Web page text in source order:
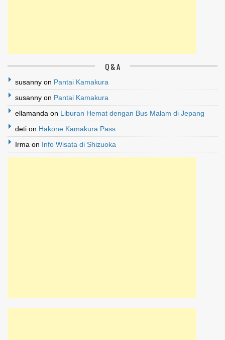
Q & A
susanny on Pantai Kamakura
susanny on Pantai Kamakura
ellamanda on Liburan Hemat dengan Bus Malam di Jepang
deti on Hakone Kamakura Pass
Irma on Info Wisata di Shizuoka